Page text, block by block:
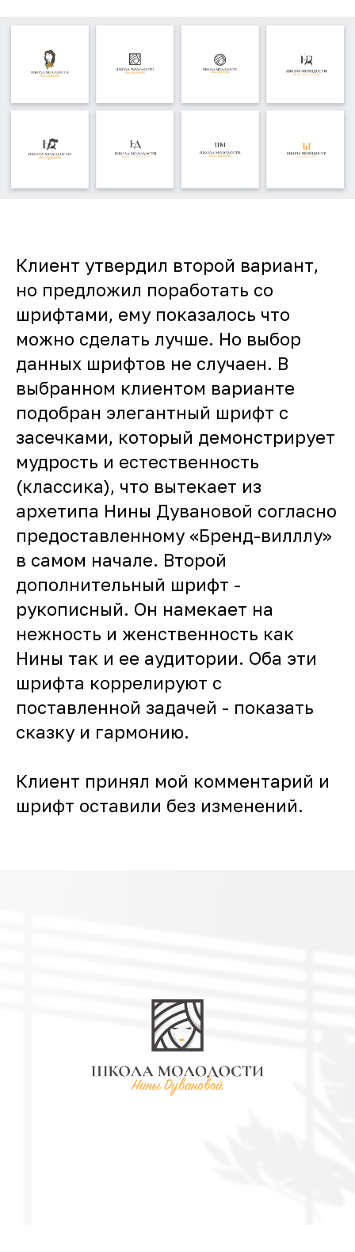
Клиент утвердил второй вариант,
но предложил поработать со
шрифтами, ему показалось что
можно сделать лучше. Но выбор
данных шрифтов не случаен. В
выбранном клиентом варианте
подобран элегантный шрифт с
засечками, который демонстрирует
мудрость и естественность
(классика), что вытекает из
архетипа Нины Дувановой согласно
предоставленному «Бренд-вилллу»
в самом начале. Второй
дополнительный шрифт -
рукописный. Он намекает на
нежность и женственность как
Нины так и ее аудитории. Оба эти
шрифта коррелируют с
поставленной задачей - показать
сказку и гармонию.
Клиент принял мой комментарий и
шрифт оставили без изменений.